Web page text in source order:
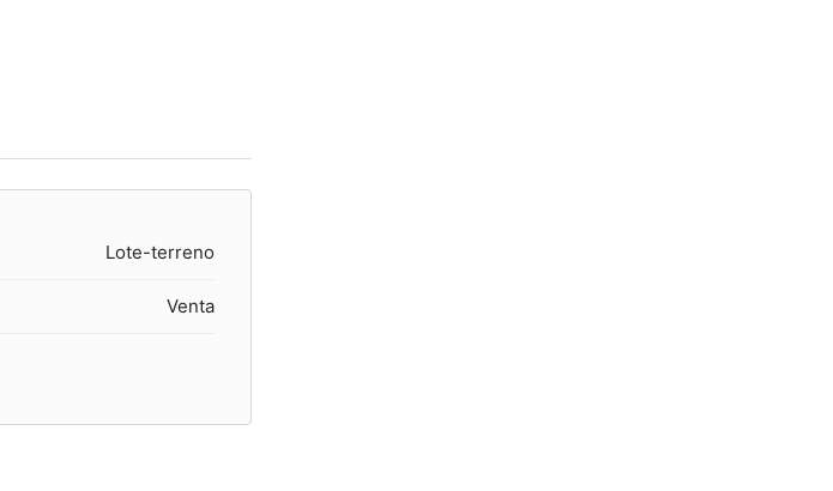
Lote-terreno
Venta